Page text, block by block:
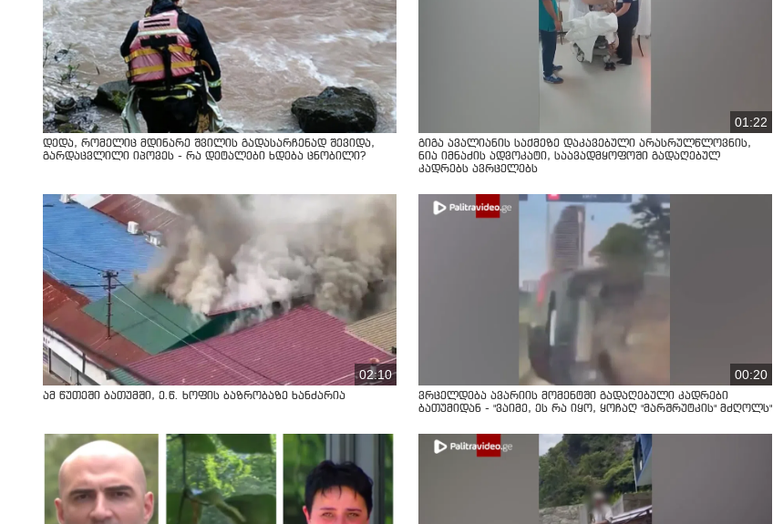
დედა, რომელიც მდინარე შვილის გადასარჩენად შევიდა,
გარდაცვლილი იპოვეს - რა დეტალები ხდება ცნობილი?
01:22
გიგა ავალიანის საქმეზე დაკავებული არასრულწლოვნის,
ნია იმნაძის ადვოკატი, საავადმყოფოში გადაღებულ
კადრებს ავრცელებს
02:10
ამ წუთეში ბათუმში, ე.წ. ხოფის ბაზრობაზე ხანძარია
00:20
ვრცელდება ავარიის მომენტში გადაღებული კადრები
ბათუმიდან - "ვაიმე, ეს რა იყო, ყოჩაღ "მარშრუტკის" მძღოლს"